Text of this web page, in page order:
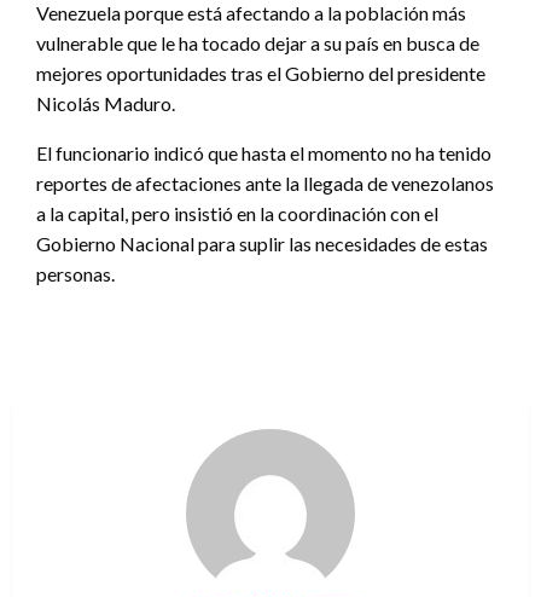
Venezuela porque está afectando a la población más
vulnerable que le ha tocado dejar a su país en busca de
mejores oportunidades tras el Gobierno del presidente
Nicolás Maduro.
El funcionario indicó que hasta el momento no ha tenido
reportes de afectaciones ante la llegada de venezolanos
a la capital, pero insistió en la coordinación con el
Gobierno Nacional para suplir las necesidades de estas
personas.